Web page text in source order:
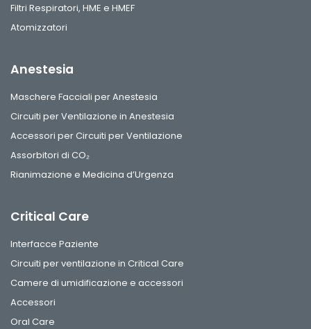
Filtri Respiratori, HME e HMEF
Atomizzatori
Anestesia
Maschere Facciali per Anestesia
Circuiti per Ventilazione in Anestesia
Accessori per Circuiti per Ventilazione
Assorbitori di CO₂
Rianimazione e Medicina d’Urgenza
Critical Care
Interfacce Paziente
Circuiti per ventilazione in Critical Care
Camere di umidificazione e accessori
Accessori
Oral Care